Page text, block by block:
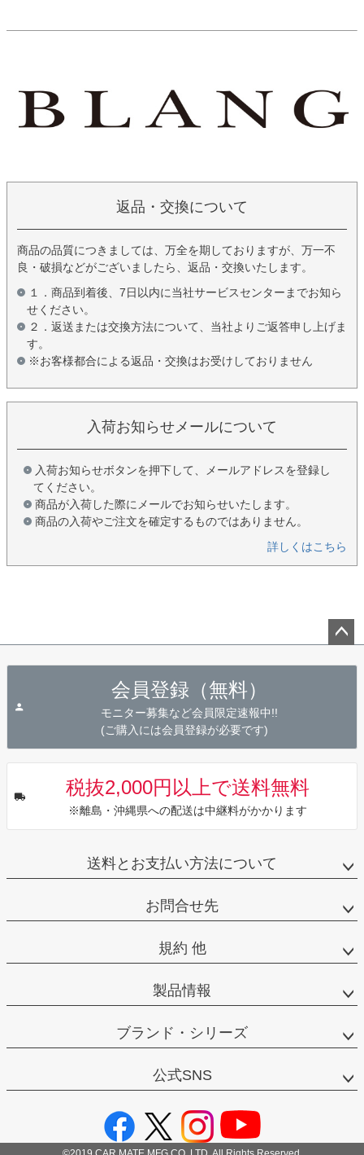
返品・交換について
商品の品質につきましては、万全を期しておりますが、万一不
良・破損などがございましたら、返品・交換いたします。
１．商品到着後、7日以内に当社サービスセンターまでお知ら
せください。
２．返送または交換方法について、当社よりご返答申し上げま
す。
※お客様都合による返品・交換はお受けしておりません
入荷お知らせメールについて
入荷お知らせボタンを押下して、メールアドレスを登録し
てください。
商品が入荷した際にメールでお知らせいたします。
商品の入荷やご注文を確定するものではありません。
詳しくはこちら
会員登録（無料）
モニター募集など会員限定速報中!!
(ご購入には会員登録が必要です)
税抜2,000円以上で送料無料
※離島・沖縄県への配送は中継料がかかります
送料とお支払い方法について
お問合せ先
規約 他
製品情報
ブランド・シリーズ
公式SNS